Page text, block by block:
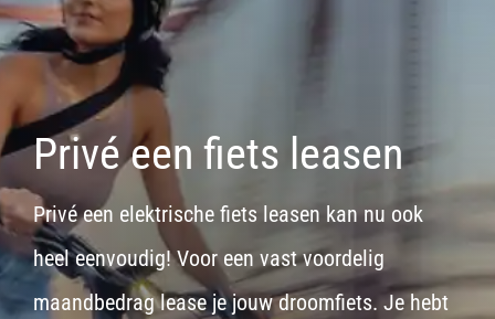
Privé een fiets leasen
Privé een elektrische fiets leasen kan nu ook
heel eenvoudig! Voor een vast voordelig
maandbedrag lease je jouw droomfiets. Je hebt